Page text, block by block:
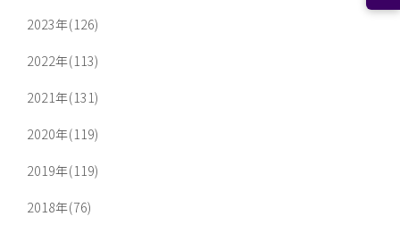
2023年(126)
2022年(113)
2021年(131)
2020年(119)
2019年(119)
2018年(76)